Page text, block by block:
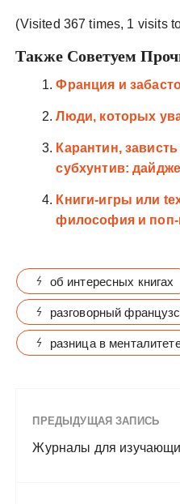
(Visited 367 times, 1 visits
Также Советуем
Франция и
Люди, которых
Карантин,
субхунтив:
Книги-игры или
философия и поп-
об интересных книгах
разговорный
разница в
ПРЕДЫДУЩАЯ ЗАПИСЬ
Журналы для